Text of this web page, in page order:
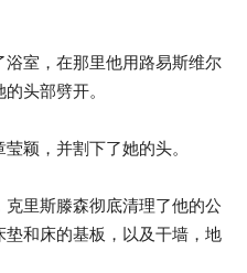
室，在那里他用路易斯维尔
头部劈开。
颖，并割下了她的头。
里斯滕森彻底清理了他的公
和床的基板，以及干墙，地